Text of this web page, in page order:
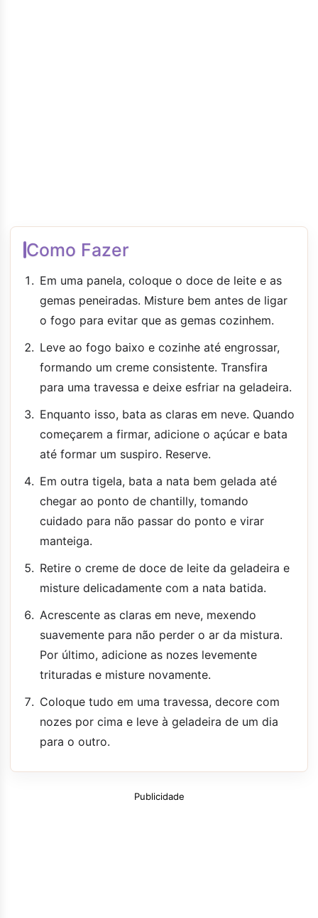
Como Fazer
Em uma panela, coloque o doce de leite e as
gemas peneiradas. Misture bem antes de ligar
o fogo para evitar que as gemas cozinhem.
Leve ao fogo baixo e cozinhe até engrossar,
formando um creme consistente. Transfira
para uma travessa e deixe esfriar na geladeira.
Enquanto isso, bata as claras em neve. Quando
começarem a firmar, adicione o açúcar e bata
até formar um suspiro. Reserve.
Em outra tigela, bata a nata bem gelada até
chegar ao ponto de chantilly, tomando
cuidado para não passar do ponto e virar
manteiga.
Retire o creme de doce de leite da geladeira e
misture delicadamente com a nata batida.
Acrescente as claras em neve, mexendo
suavemente para não perder o ar da mistura.
Por último, adicione as nozes levemente
trituradas e misture novamente.
Coloque tudo em uma travessa, decore com
nozes por cima e leve à geladeira de um dia
para o outro.
Publicidade